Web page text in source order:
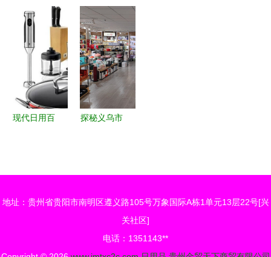
会为这27件
现在的玩具
币吗？
障的建筑日
常利器，最
新图解使用
体验解析
现代日用百
新篇章
探秘义乌市
地址：贵州省贵阳市南明区遵义路105号万象国际A栋1单元13层22号[兴
关社区]
电话：1351143**